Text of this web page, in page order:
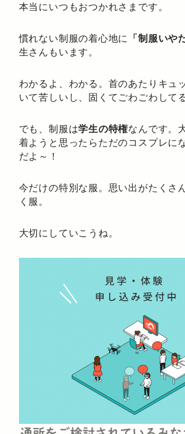
本当にいつもおつかれさまです。
慣れない制服の着心地に 「制服いや
生さんもいます。
わかるよ、わかる。首のあたりキュ
いて苦しいし、固くてごわごわして
でも、制服は学生の特権なんです。
着ようと思ったらただのコスプレに
だよ～！
今だけの特別な服。思い出がたくさ
く服。
大切にしていこうね。